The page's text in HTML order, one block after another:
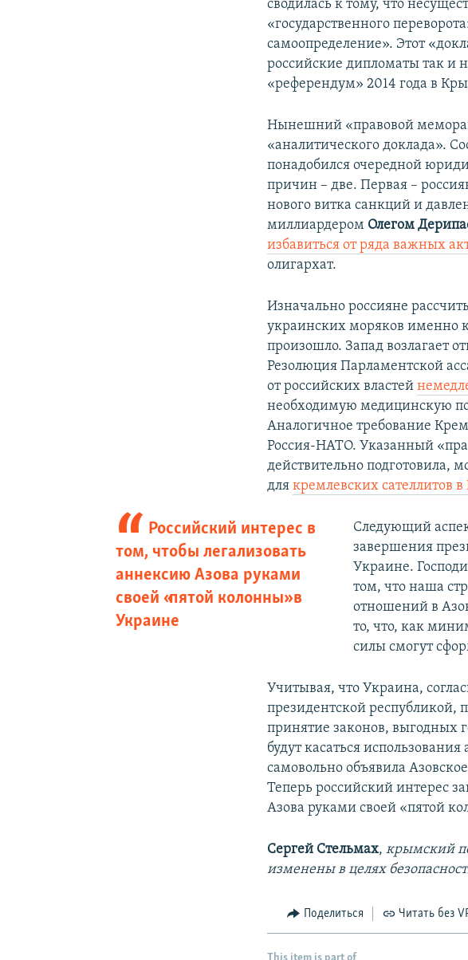
сводилась к тому, что
«государственного
самоопределение». Этот
российские дипломаты так и
«референдум» 2014 года в
Нынешний «правовой
«аналитического доклада».
понадобился очередной
причин – две. Первая –
нового витка санкций и
миллиардером Олегом
избавиться от ряда важных
олигархат.
Изначально россияне
украинских моряков именно
произошло. Запад возлагает
Резолюция Парламентской
от российских властей
необходимую медицинскую
Аналогичное требование
Россия-НАТО. Указанный
действительно подготовила,
длякремлевских сателлитов в
Российский интерес в
том, чтобы легализовать
аннексию Азова руками
своей «пятой колонны» в
Украине
Следующий
завершения
Украине.
том, что наша
отношений в
то, что, как
силы смогут
Учитывая, что Украина,
президентской республикой,
принятие законов, выгодных
будут касаться
самовольно объявила
Теперь российский интерес
Азова руками своей «пятой
Сергей Стельмах,крымский
изменены в целях
Поделиться Читать без